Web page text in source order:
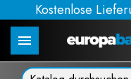
Kostenlose